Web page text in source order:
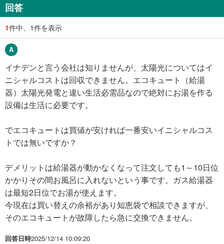
回答
1件中、1件を表示
イナデンと言う会社は知りませんが、太陽光についてはイ
ニシャルコストは回収できません。エコキュート（給湯
器）太陽光発電と違い生活必需品なので絶対にお湯を作る
設備は生活に必要です。
でエコキュートは買値が安ければ一番安いイニシャルコス
トでは無いですか？
デメリットは給湯器が動かなくなって注文しても1～10日位
かかりその間お風呂に入れないという事です。ガス給湯器
は最短2日位でお湯が使えます。
今現在は買い替えの余裕があり知恵袋で相談できますが、
そのエコキュートが故障したら急に交換できません。
回答日時2025/12/14 10:09:20